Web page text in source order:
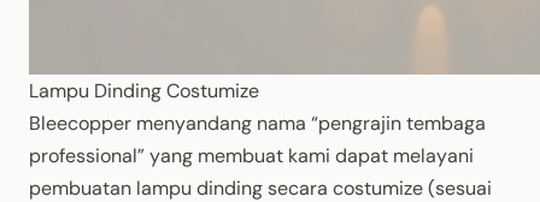
Lampu Dinding Costumize
Bleecopper menyandang nama “pengrajin tembaga
professional” yang membuat kami dapat melayani
pembuatan lampu dinding secara costumize (sesuai